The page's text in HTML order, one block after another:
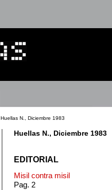
Huellas N., Diciembre 1983
Huellas N., Diciembre 1983
EDITORIAL
Misil contra misil
Pag. 2